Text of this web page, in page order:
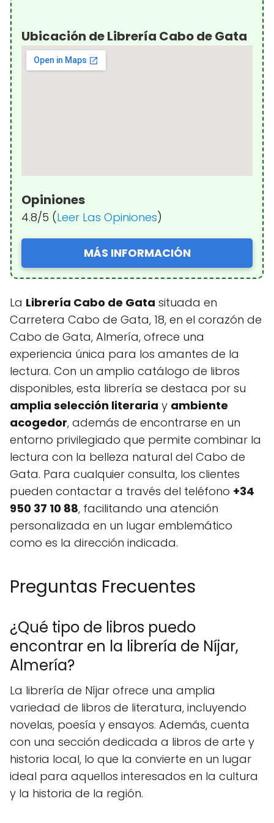
Ubicación de Librería Cabo de Gata
Opiniones
4.8/5 (Leer Las Opiniones)
MÁS INFORMACIÓN
La Librería Cabo de Gata situada en
Carretera Cabo de Gata, 18, en el corazón de
Cabo de Gata, Almería, ofrece una
experiencia única para los amantes de la
lectura. Con un amplio catálogo de libros
disponibles, esta librería se destaca por su
amplia selección literaria y ambiente
acogedor, además de encontrarse en un
entorno privilegiado que permite combinar la
lectura con la belleza natural del Cabo de
Gata. Para cualquier consulta, los clientes
pueden contactar a través del teléfono +34
950 37 10 88, facilitando una atención
personalizada en un lugar emblemático
como es la dirección indicada.
Preguntas Frecuentes
¿Qué tipo de libros puedo
encontrar en la librería de Níjar,
Almería?
La librería de Níjar ofrece una amplia
variedad de libros de literatura, incluyendo
novelas, poesía y ensayos. Además, cuenta
con una sección dedicada a libros de arte y
historia local, lo que la convierte en un lugar
ideal para aquellos interesados en la cultura
y la historia de la región.